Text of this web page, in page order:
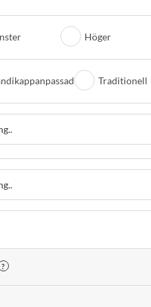
Höger
Traditionell
?